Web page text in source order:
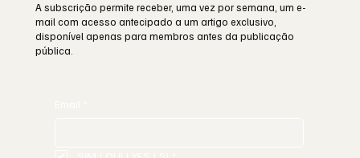
A subscrição permite receber, uma vez por semana, um e-
mail com acesso antecipado a um artigo exclusivo,
disponível apenas para membros antes da publicação
pública.